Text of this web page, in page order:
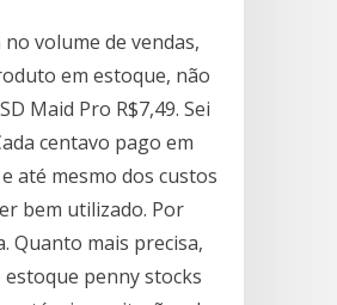
volume de vendas,
em estoque, não
Maid Pro R$7,49. Sei
centavo pago em
até mesmo dos custos
bem utilizado. Por
Quanto mais precisa,
estoque penny stocks